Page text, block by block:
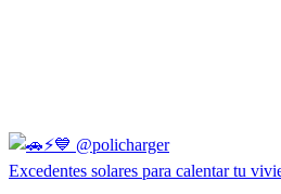
Excedentes solares para calentar tu